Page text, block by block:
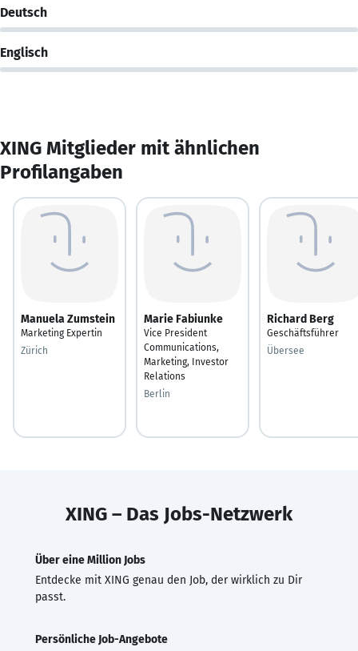
Deutsch
Englisch
XING Mitglieder mit ähnlichen
Profilangaben
Manuela Zumstein
Marketing Expertin
Zürich
Marie Fabiunke
Vice President
Communications,
Marketing, Investor
Relations
Berlin
Richard Berg
Geschäftsführer
Übersee
XING – Das Jobs-Netzwerk
Über eine Million Jobs
Entdecke mit XING genau den Job, der wirklich zu Dir
passt.
Persönliche Job-Angebote